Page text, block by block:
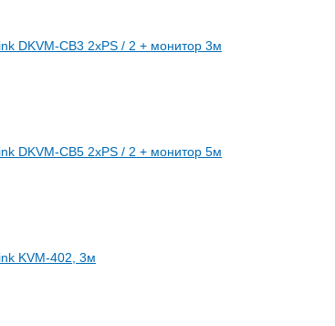
DKVM-CB3 2хPS / 2 + монитор 3м
DKVM-CB5 2хPS / 2 + монитор 5м
KVM-402, 3м